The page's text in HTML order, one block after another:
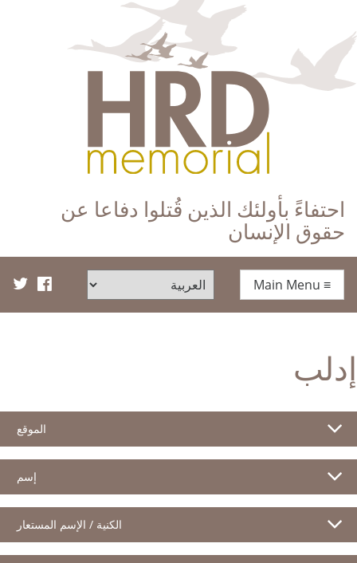
HRD Memorial – العَرَبِيَّة‎‎
احتفاءً بأولئك الذين قُتلوا دفاعا عن
حقوق الإنسان
≡
إدلب
الموقع
إسم
الكنية / الإسم المستعار